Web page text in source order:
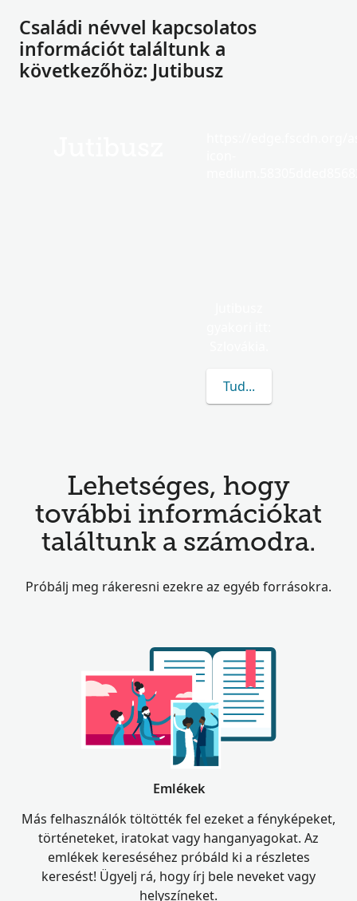
Családi névvel kapcsolatos
információt találtunk a
következőhöz: Jutibusz
Tudj meg többet a(z)
Lehetséges, hogy
további információkat
találtunk a számodra.
Próbálj meg rákeresni ezekre az egyéb forrásokra.
Emlékek
Más felhasználók töltötték fel ezeket a fényképeket,
történeteket, iratokat vagy hanganyagokat. Az
emlékek kereséséhez próbáld ki a részletes
keresést! Ügyelj rá, hogy írj bele neveket vagy
helyszíneket.